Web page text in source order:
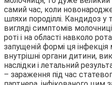
самий час, коли
шляхи породіллі. Кандидоз у
вигляді симптомів
роті і на області навколо
запущеній формі ця
внутрішні органи дитини,
наслідки і летальний
– зараження під час